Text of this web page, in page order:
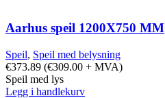
Aarhus speil 1200X750 MM
Speil, Speil med belysning
€373.89 (€309.00 + MVA)
Speil med lys
Legg i handlekurv